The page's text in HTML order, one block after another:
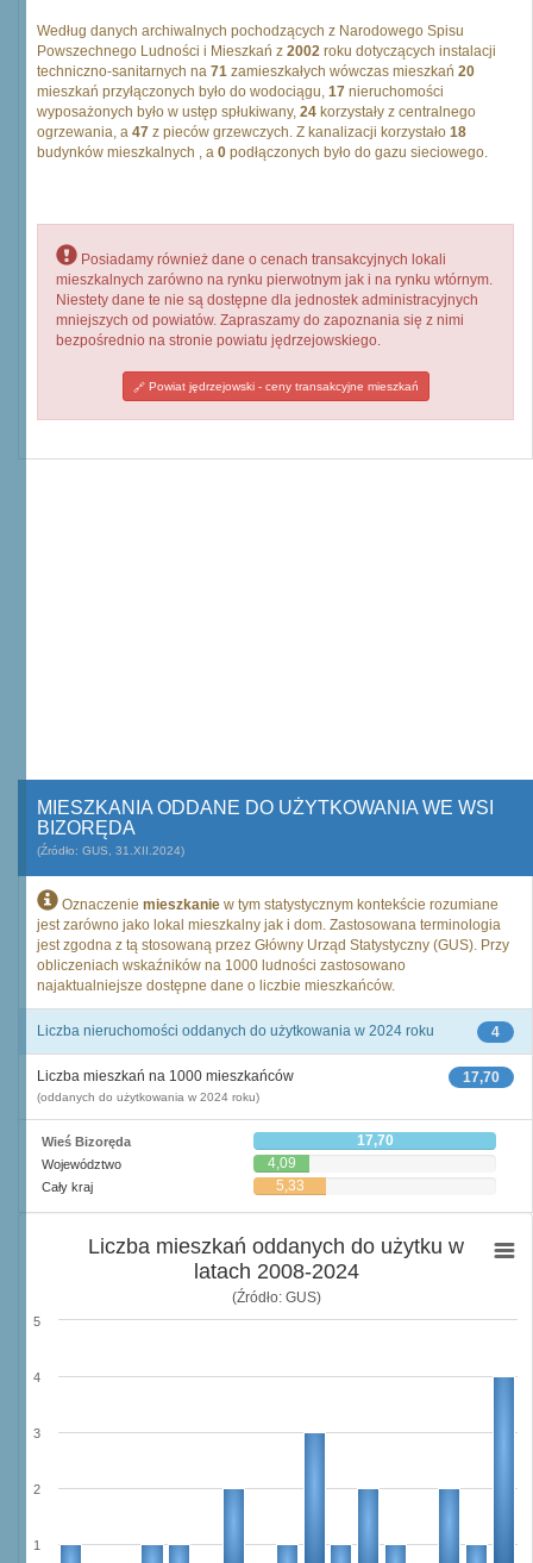
Według danych archiwalnych pochodzących z Narodowego Spisu
Powszechnego Ludności i Mieszkań z 2002 roku dotyczących instalacji
techniczno-sanitarnych na 71 zamieszkałych wówczas mieszkań 20
mieszkań przyłączonych było do wodociągu, 17 nieruchomości
wyposażonych było w ustęp spłukiwany, 24 korzystały z centralnego
ogrzewania, a 47 z pieców grzewczych. Z kanalizacji korzystało 18
budynków mieszkalnych , a 0 podłączonych było do gazu sieciowego.
Posiadamy również dane o cenach transakcyjnych lokali
mieszkalnych zarówno na rynku pierwotnym jak i na rynku wtórnym.
Niestety dane te nie są dostępne dla jednostek administracyjnych
mniejszych od powiatów. Zapraszamy do zapoznania się z nimi
bezpośrednio na stronie powiatu jędrzejowskiego.
Powiat jędrzejowski - ceny transakcyjne mieszkań
MIESZKANIA ODDANE DO UŻYTKOWANIA WE WSI
BIZORĘDA
(Źródło: GUS, 31.XII.2024)
Oznaczenie mieszkanie w tym statystycznym kontekście rozumiane
jest zarówno jako lokal mieszkalny jak i dom. Zastosowana terminologia
jest zgodna z tą stosowaną przez Główny Urząd Statystyczny (GUS). Przy
obliczeniach wskaźników na 1000 ludności zastosowano
najaktualniejsze dostępne dane o liczbie mieszkańców.
4
Liczba nieruchomości oddanych do użytkowania w 2024 roku
17,70
Liczba mieszkań na 1000 mieszkańców
(oddanych do użytkowania w 2024 roku)
Wieś Bizoręda 17,70
Województwo 4,09
Cały kraj 5,33
Liczba mieszkań oddanych do użytku w
latach 2008-2024
(Źródło: GUS)
1
2
3
4
5